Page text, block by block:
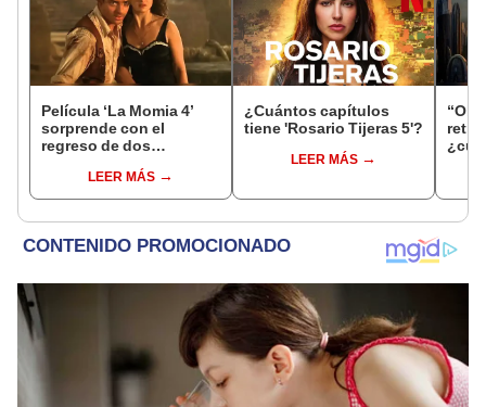
Película ‘La Momia 4’
sorprende con el
regreso de dos
junto a Brendan Fraser y
Rachel Weisz
LEER MÁS
¿Cuántos capítulos
tiene 'Rosario Tijeras 5'?
LEER MÁS